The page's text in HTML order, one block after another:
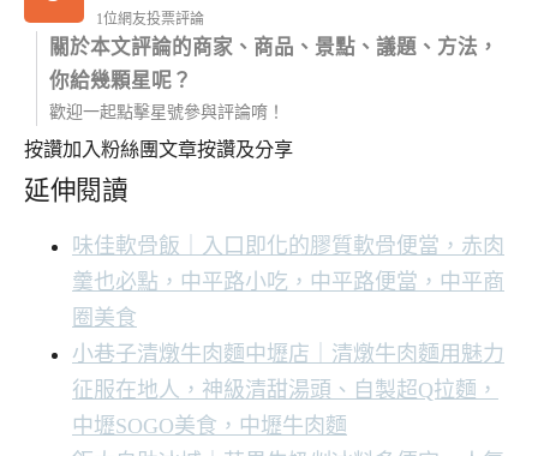
1位網友投票評論
關於本文評論的商家、商品、景點、議題、方法，
你給幾顆星呢？
歡迎一起點擊星號參與評論唷！
按讚加入粉絲團文章按讚及分享
延伸閱讀
味佳軟骨飯｜入口即化的膠質軟骨便當，赤肉
羹也必點，中平路小吃，中平路便當，中平商
圈美食
小巷子清燉牛肉麵中壢店｜清燉牛肉麵用魅力
征服在地人，神級清甜湯頭、自製超Q拉麵，
中壢SOGO美食，中壢牛肉麵